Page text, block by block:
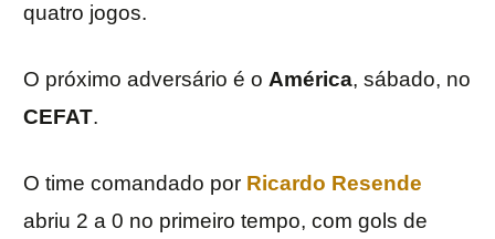
quatro jogos.
O próximo adversário é o América, sábado, no
CEFAT.
O time comandado por Ricardo Resende
abriu 2 a 0 no primeiro tempo, com gols de